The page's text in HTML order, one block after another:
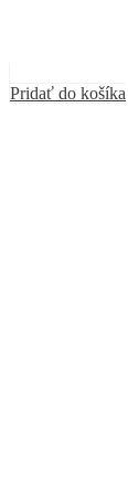
Pridať do košíka